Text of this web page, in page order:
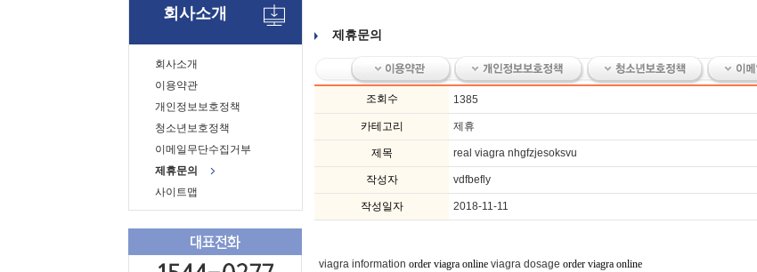
회사소개
회사소개
이용약관
개인정보보호정책
청소년보호정책
이메일무단수집거부
제휴문의
사이트맵
제휴문의
조회수 1385
카테고리 제휴
제목 real viagra nhgfzjesoksvu
작성자 vdfbefly
작성일자 2018-11-11
viagra information order viagra online viagra dosage order viagra online